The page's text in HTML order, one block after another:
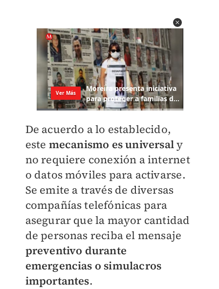
De acuerdo a lo establecido,
este mecanismo es universaly
no requiere conexión a internet
o datos móviles para activarse.
Se emite a través de diversas
compañías telefónicas para
asegurar que la mayor cantidad
de personas reciba el mensaje
preventivo durante
emergencias o simulacros
importantes.